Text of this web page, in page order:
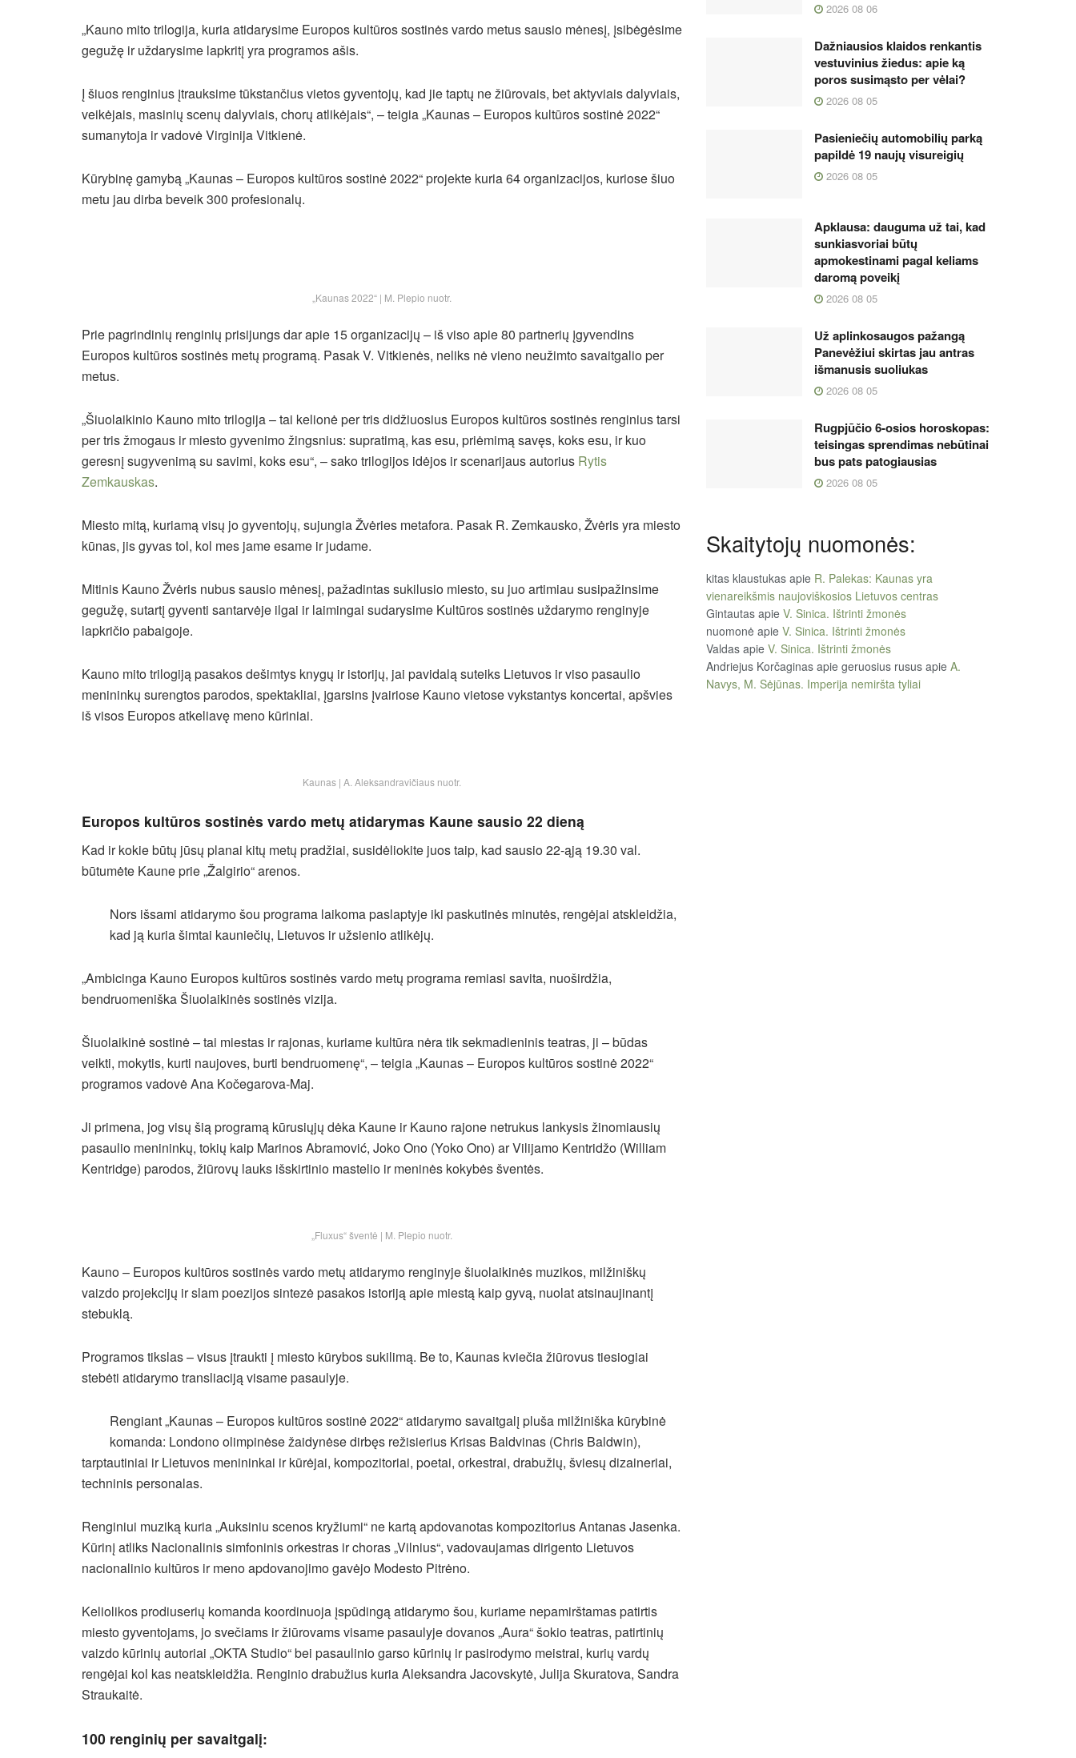
„Kauno mito trilogija, kuria atidarysime Europos kultūros sostinės vardo metus sausio mėnesį, įsibėgėsime
gegužę ir uždarysime lapkritį yra programos ašis.
Į šiuos renginius įtrauksime tūkstančius vietos gyventojų, kad jie taptų ne žiūrovais, bet aktyviais dalyviais,
veikėjais, masinių scenų dalyviais, chorų atlikėjais“, – teigia „Kaunas – Europos kultūros sostinė 2022“
sumanytoja ir vadovė Virginija Vitkienė.
Kūrybinę gamybą „Kaunas – Europos kultūros sostinė 2022“ projekte kuria 64 organizacijos, kuriose šiuo
metu jau dirba beveik 300 profesionalų.
„Kaunas 2022“ | M. Plepio nuotr.
Prie pagrindinių renginių prisijungs dar apie 15 organizacijų – iš viso apie 80 partnerių įgyvendins
Europos kultūros sostinės metų programą. Pasak V. Vitkienės, neliks nė vieno neužimto savaitgalio per
metus.
„Šiuolaikinio Kauno mito trilogija – tai kelionė per tris didžiuosius Europos kultūros sostinės renginius tarsi
per tris žmogaus ir miesto gyvenimo žingsnius: supratimą, kas esu, priėmimą savęs, koks esu, ir kuo
geresnį sugyvenimą su savimi, koks esu“, – sako trilogijos idėjos ir scenarijaus autorius Rytis
Zemkauskas.
Miesto mitą, kuriamą visų jo gyventojų, sujungia Žvėries metafora. Pasak R. Zemkausko, Žvėris yra miesto
kūnas, jis gyvas tol, kol mes jame esame ir judame.
Mitinis Kauno Žvėris nubus sausio mėnesį, pažadintas sukilusio miesto, su juo artimiau susipažinsime
gegužę, sutartį gyventi santarvėje ilgai ir laimingai sudarysime Kultūros sostinės uždarymo renginyje
lapkričio pabaigoje.
Kauno mito trilogiją pasakos dešimtys knygų ir istorijų, jai pavidalą suteiks Lietuvos ir viso pasaulio
menininkų surengtos parodos, spektakliai, įgarsins įvairiose Kauno vietose vykstantys koncertai, apšvies
iš visos Europos atkeliavę meno kūriniai.
Kaunas | A. Aleksandravičiaus nuotr.
Europos kultūros sostinės vardo metų atidarymas Kaune sausio 22 dieną
Kad ir kokie būtų jūsų planai kitų metų pradžiai, susidėliokite juos taip, kad sausio 22-ąją 19.30 val.
būtumėte Kaune prie „Žalgirio“ arenos.
Nors išsami atidarymo šou programa laikoma paslaptyje iki paskutinės minutės, rengėjai atskleidžia,
kad ją kuria šimtai kauniečių, Lietuvos ir užsienio atlikėjų.
„Ambicinga Kauno Europos kultūros sostinės vardo metų programa remiasi savita, nuoširdžia,
bendruomeniška Šiuolaikinės sostinės vizija.
Šiuolaikinė sostinė – tai miestas ir rajonas, kuriame kultūra nėra tik sekmadieninis teatras, ji – būdas
veikti, mokytis, kurti naujoves, burti bendruomenę“, – teigia „Kaunas – Europos kultūros sostinė 2022“
programos vadovė Ana Kočegarova-Maj.
Ji primena, jog visų šią programą kūrusiųjų dėka Kaune ir Kauno rajone netrukus lankysis žinomiausių
pasaulio menininkų, tokių kaip Marinos Abramović, Joko Ono (Yoko Ono) ar Vilijamo Kentridžo (William
Kentridge) parodos, žiūrovų lauks išskirtinio mastelio ir meninės kokybės šventės.
„Fluxus“ šventė | M. Plepio nuotr.
Kauno – Europos kultūros sostinės vardo metų atidarymo renginyje šiuolaikinės muzikos, milžiniškų
vaizdo projekcijų ir slam poezijos sintezė pasakos istoriją apie miestą kaip gyvą, nuolat atsinaujinantį
stebuklą.
Programos tikslas – visus įtraukti į miesto kūrybos sukilimą. Be to, Kaunas kviečia žiūrovus tiesiogiai
stebėti atidarymo transliaciją visame pasaulyje.
Rengiant „Kaunas – Europos kultūros sostinė 2022“ atidarymo savaitgalį pluša milžiniška kūrybinė
komanda: Londono olimpinėse žaidynėse dirbęs režisierius Krisas Baldvinas (Chris Baldwin),
tarptautiniai ir Lietuvos menininkai ir kūrėjai, kompozitoriai, poetai, orkestrai, drabužių, šviesų dizaineriai,
techninis personalas.
Renginiui muziką kuria „Auksiniu scenos kryžiumi“ ne kartą apdovanotas kompozitorius Antanas Jasenka.
Kūrinį atliks Nacionalinis simfoninis orkestras ir choras „Vilnius“, vadovaujamas dirigento Lietuvos
nacionalinio kultūros ir meno apdovanojimo gavėjo Modesto Pitrėno.
Keliolikos prodiuserių komanda koordinuoja įspūdingą atidarymo šou, kuriame nepamirštamas patirtis
miesto gyventojams, jo svečiams ir žiūrovams visame pasaulyje dovanos „Aura“ šokio teatras, patirtinių
vaizdo kūrinių autoriai „OKTA Studio“ bei pasaulinio garso kūrinių ir pasirodymo meistrai, kurių vardų
rengėjai kol kas neatskleidžia. Renginio drabužius kuria Aleksandra Jacovskytė, Julija Skuratova, Sandra
Straukaitė.
100 renginių per savaitgalį:
2026 08 06
Dažniausios klaidos renkantis
vestuvinius žiedus: apie ką
poros susimąsto per vėlai?
2026 08 05
Pasieniečių automobilių parką
papildė 19 naujų visureigių
2026 08 05
Apklausa: dauguma už tai, kad
sunkiasvoriai būtų
apmokestinami pagal keliams
daromą poveikį
2026 08 05
Už aplinkosaugos pažangą
Panevėžiui skirtas jau antras
išmanusis suoliukas
2026 08 05
Rugpjūčio 6-osios horoskopas:
teisingas sprendimas nebūtinai
bus pats patogiausias
2026 08 05
Skaitytojų nuomonės:
kitas klaustukas apie R. Palekas: Kaunas yra
vienareikšmis naujoviškosios Lietuvos centras
Gintautas apie V. Sinica. Ištrinti žmonės
nuomonė apie V. Sinica. Ištrinti žmonės
Valdas apie V. Sinica. Ištrinti žmonės
Andriejus Korčaginas apie geruosius rusus apie A.
Navys, M. Sėjūnas. Imperija nemiršta tyliai